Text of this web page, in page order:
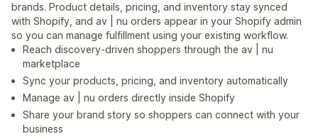
brands. Product details, pricing, and inventory stay synced
with Shopify, and av | nu orders appear in your Shopify admin
so you can manage fulfillment using your existing workflow.
Reach discovery-driven shoppers through the av | nu
marketplace
Sync your products, pricing, and inventory automatically
Manage av | nu orders directly inside Shopify
Share your brand story so shoppers can connect with your
business